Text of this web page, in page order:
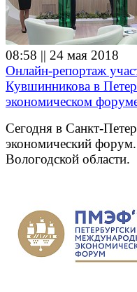
08:58 || 24 мая 2018
Онлайн-репортаж
Кувшинникова в
экономическом
Сегодня в Санкт-
экономический
Вологодской области.